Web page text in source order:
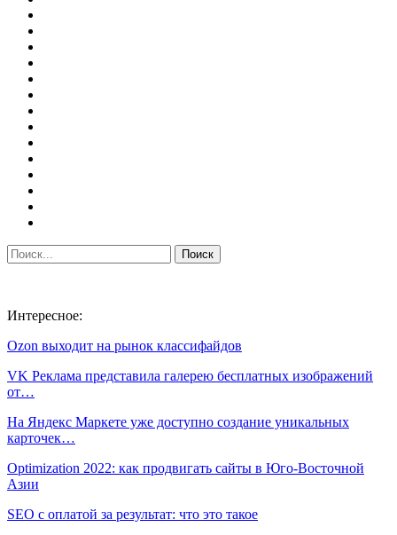
Интересное:
Ozon выходит на рынок классифайдов
VK Реклама представила галерею бесплатных изображений
от…
На Яндекс Маркете уже доступно создание уникальных
карточек…
Optimization 2022: как продвигать сайты в Юго-Восточной
Азии
SEO с оплатой за результат: что это такое